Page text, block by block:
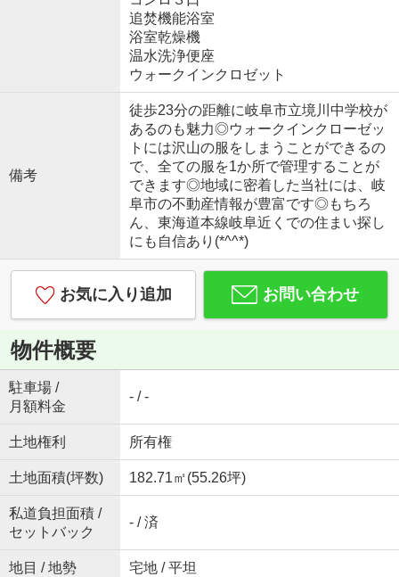
追焚機能浴室
浴室乾燥機
温水洗浄便座
ウォークインクロゼット
備考
徒歩23分の距離に岐阜市立境川中学校が
あるのも魅力◎ウォークインクローゼッ
トには沢山の服をしまうことができるの
で、全ての服を1か所で管理することが
できます◎地域に密着した当社には、岐
阜市の不動産情報が豊富です◎もちろ
ん、東海道本線岐阜近くでの住まい探し
にも自信あり(*^^*)
お気に入り追加 お問い合わせ
物件概要
駐車場 /
月額料金
- / -
土地権利 所有権
土地面積(坪数) 182.71㎡(55.26坪)
私道負担面積 /
セットバック
- / 済
地目 / 地勢 宅地 / 平坦